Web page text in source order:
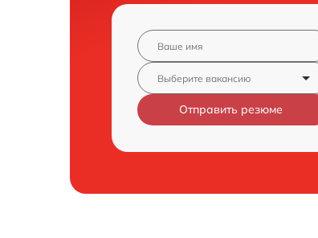
Отправить резюме